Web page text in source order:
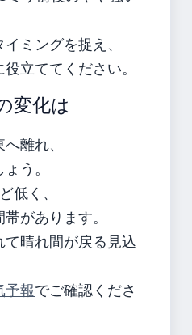
ミングを捉え、
立ててください。
変化は
離れ、
う。
低く、
があります。
晴れ間が戻る見込
予報でご確認くださ